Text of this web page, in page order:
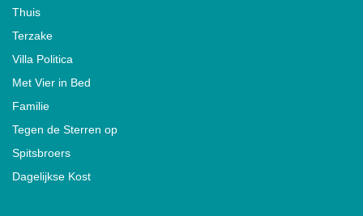
Thuis
Terzake
Villa Politica
Met Vier in Bed
Familie
Tegen de Sterren op
Spitsbroers
Dagelijkse Kost